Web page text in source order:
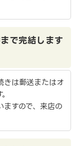
で完結します
きは郵送またはオ
ますので、来店の